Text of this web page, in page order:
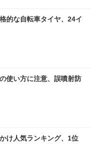
的な自転車タイヤ、24イ
使い方に注意、誤噴射防
け人気ランキング、1位